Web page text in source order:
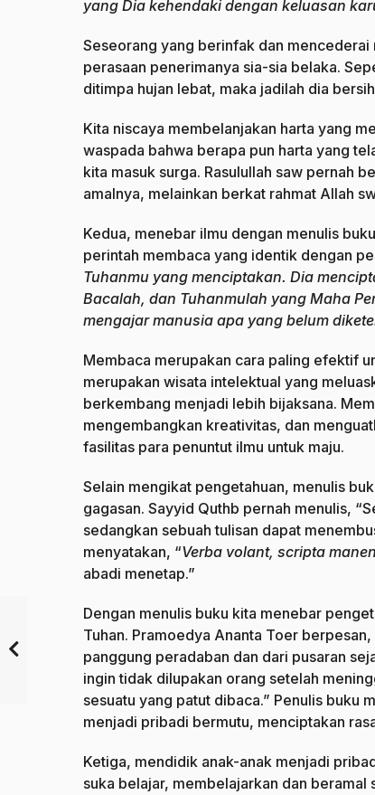
yang Dia kehendaki dengan keluasan
Seseorang yang berinfak dan
perasaan penerimanya sia-sia belaka.
ditimpa hujan lebat, maka jadilah dia
Kita niscaya membelanjakan harta yang
waspada bahwa berapa pun harta yang
kita masuk surga. Rasulullah saw pernah
amalnya, melainkan berkat rahmat Allah
Kedua, menebar ilmu dengan menulis
perintah membaca yang identik dengan
Tuhanmu yang menciptakan. Dia
Bacalah, dan Tuhanmulah yang Maha
mengajar manusia apa yang belum
Membaca merupakan cara paling efektif
merupakan wisata intelektual yang
berkembang menjadi lebih bijaksana.
mengembangkan kreativitas, dan
fasilitas para penuntut ilmu untuk maju.
Selain mengikat pengetahuan, menulis
gagasan. Sayyid Quthb pernah menulis,
sedangkan sebuah tulisan dapat
menyatakan, “Verba volant, scripta
abadi menetap.”
Dengan menulis buku kita menebar
Tuhan. Pramoedya Ananta Toer
panggung peradaban dan dari pusaran
ingin tidak dilupakan orang setelah
sesuatu yang patut dibaca.” Penulis buku
menjadi pribadi bermutu, menciptakan
Ketiga, mendidik anak-anak menjadi
suka belajar, membelajarkan dan beramal